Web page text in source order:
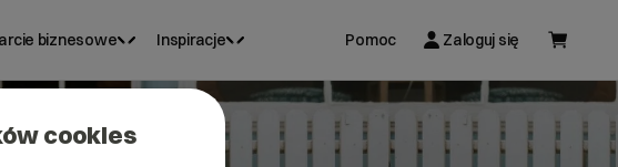
biznesowe Inspiracje Pomoc Zaloguj się
cookies